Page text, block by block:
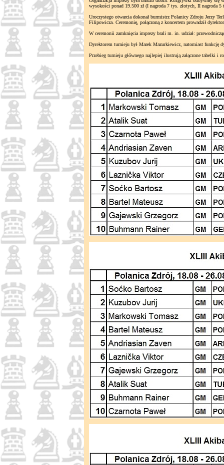
wysokości ponad 19.500 zł (I nagroda 7 tys. złotych, II nagroda
Uroczystego otwarcia dokonał burmistrz Polanicy Zdroju Jerzy
Filipowicza. Ceremonię, połączoną z koncertem prowadził
W ceremonii zamknięcia imprezy brali m. in. udział:
Dyrektorem turnieju był Marek Mazurkiewicz, natomiast funkcję
Przebieg turnieju głównego najlepiej ilustrują załączone tabelki i